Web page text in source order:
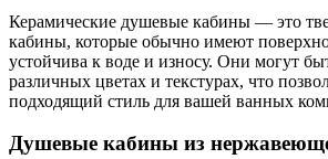
Керамические душевые кабины — это
кабины, которые обычно имеют
устойчива к воде и износу. Они могут
различных цветах и текстурах, что
подходящий стиль для вашей ванных
Душевые кабины из